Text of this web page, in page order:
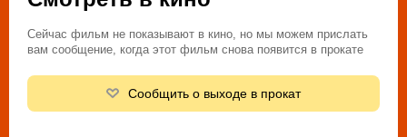
Сейчас фильм не показывают в кино, но мы можем прислать
вам сообщение, когда этот фильм снова появится в прокате
Сообщить о выходе в прокат